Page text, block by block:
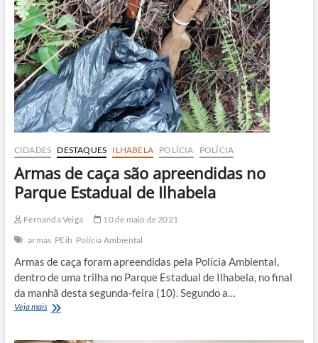
CIDADES DESTAQUES ILHABELA POLÍCIA POLÍCIA
Armas de caça são apreendidas no
Parque Estadual de Ilhabela
Fernanda Veiga
10 de maio de 2021
armas PEib Polícia Ambiental
Armas de caça foram apreendidas pela Polícia Ambiental,
dentro de uma trilha no Parque Estadual de Ilhabela, no final
da manhã desta segunda-feira (10). Segundo a…
Veja maisArmas